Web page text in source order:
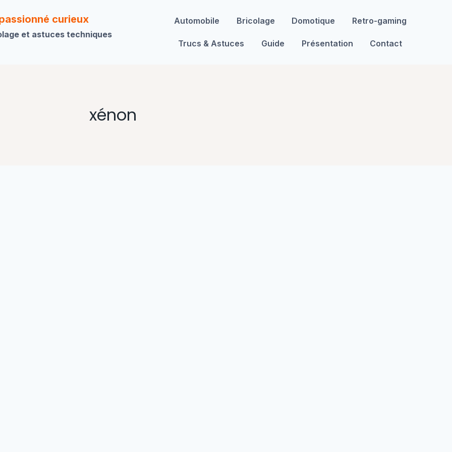
curieux
et astuces techniques
Automobile Bricolage Domotique Retro-gaming
Trucs & Astuces Guide Présentation Contact
xénon